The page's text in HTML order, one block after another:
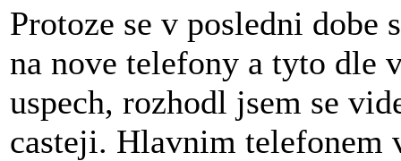
Protoze se v posledni dobe
na nove telefony a tyto dle
uspech, rozhodl jsem se
casteji. Hlavnim telefonem